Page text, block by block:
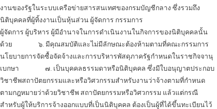
งานของรัฐในระบบเครือข่ายสารสนเทศของกรมบัญชีกลาง ซึ่งรวมถึง
นิติบุคคลที่ผู้ทิ้งงานเป็นหุ้นส่วน ผู้จัดการ กรรมการ
ผู้จัดการ ผู้บริหาร ผู้มีอำนาจในการดำเนินงานในกิจการของนิติบุคคลนั้น
ด้วย
๖. มีคุณสมบัติและไม่มีลักษณะต้องห้ามตามที่คณะกรรมการ
นโยบายการจัดซื้อจัดจ้างและการบริหารพัสดุภาครัฐกำหนดในราชกิจจานุ
เบกษา
๗. เป็นบุคคลธรรมดาหรือนิติบุคคล ซึ่งมีใบอนุญาตประกอบ
วิชาชีพสถาปัตยกรรมและหรือวิศวกรรมสำหรับงานว่าจ้างตามที่กำหนด
ตามกฎหมายว่าด้วยวิชาชีพ สถาปัตยกรรมหรือวิศวกรรม แล้วแต่กรณี
สำหรับผู้ให้บริการจ้างออกแบบที่เป็นนิติบุคคล ต้องเป็นผู้ที่ได้ขึ้นทะเบียนไว้